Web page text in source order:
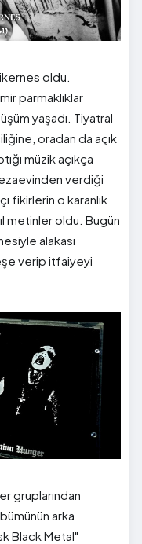
oldu.
parmaklıklar
yaşadı. Tiyatral
oradan da açık
müzik açıkça
verdiği
fikirlerin o karanlık
metinler oldu. Bugün
alakası
verip itfaiyeyi
gruplarından
arka
Black Metal"